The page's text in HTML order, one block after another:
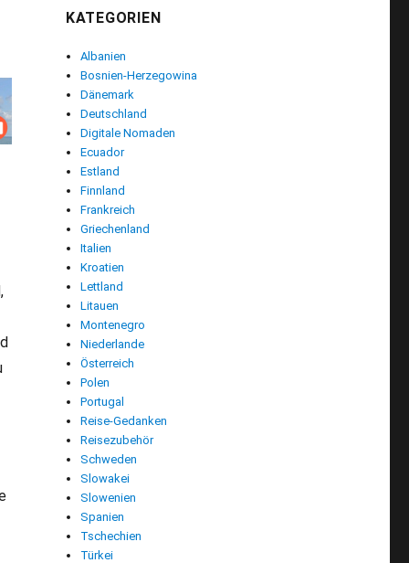
KATEGORIEN
Albanien
Bosnien-Herzegowina
Dänemark
Deutschland
Digitale Nomaden
Ecuador
Estland
Finnland
Frankreich
Griechenland
Italien
Kroatien
Lettland
Litauen
Montenegro
Niederlande
Österreich
Polen
Portugal
Reise-Gedanken
Reisezubehör
Schweden
Slowakei
Slowenien
Spanien
Tschechien
Türkei